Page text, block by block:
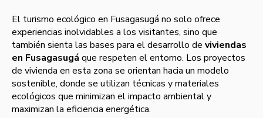
El turismo ecológico en Fusagasugá no solo ofrece
experiencias inolvidables a los visitantes, sino que
también sienta las bases para el desarrollo de viviendas
en Fusagasugá que respeten el entorno. Los proyectos
de vivienda en esta zona se orientan hacia un modelo
sostenible, donde se utilizan técnicas y materiales
ecológicos que minimizan el impacto ambiental y
maximizan la eficiencia energética.